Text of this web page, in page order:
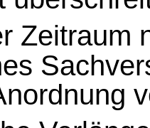
Zeitraum